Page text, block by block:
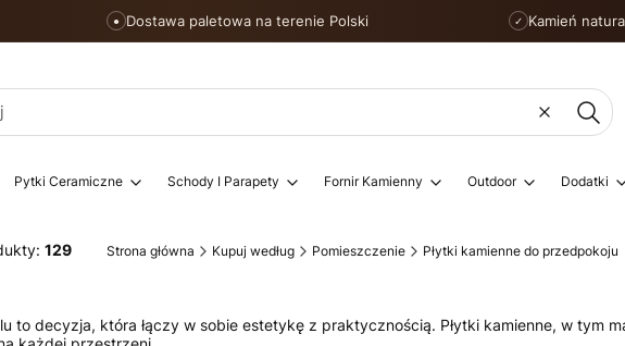
● Dostawa paletowa na terenie Polski ✓ Kamień
WyczyśćSzukaj
Pytki Ceramiczne Schody I Parapety Fornir Kamienny Outdoor Dodatki
129 Strona główna Kupuj według Pomieszczenie Płytki kamienne do przedpokoju
decyzja, która łączy w sobie estetykę z praktycznością. Płytki kamienne, w tym